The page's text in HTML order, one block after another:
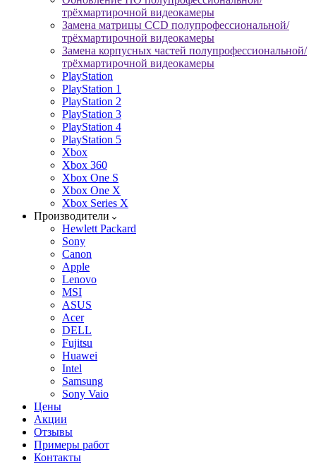
трёхмартирочной видеокамеры
Замена матрицы CCD полупрофессиональной/
трёхмартирочной видеокамеры
Замена корпусных частей полупрофессиональной/
трёхмартирочной видеокамеры
PlayStation
PlayStation 1
PlayStation 2
PlayStation 3
PlayStation 4
PlayStation 5
Xbox
Xbox 360
Xbox One S
Xbox One X
Xbox Series X
Производители
Hewlett Packard
Sony
Canon
Apple
Lenovo
MSI
ASUS
Acer
DELL
Fujitsu
Huawei
Intel
Samsung
Sony Vaio
Цены
Акции
Отзывы
Примеры работ
Контакты